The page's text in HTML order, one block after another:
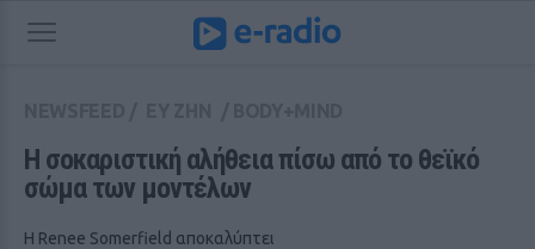
Η σοκαριστική αλήθεια πίσω από το θεϊκό
σώμα των μοντέλων
Η Renee Somerfield αποκαλύπτει